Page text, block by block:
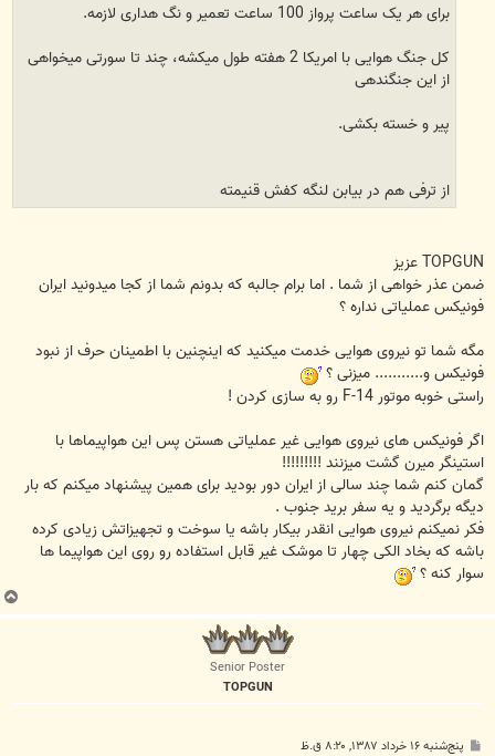
برای هر يک ساعت پرواز 100 ساعت تعمير و نگ هداری لازمه.
کل جنگ هوايی با امريکا 2 هفته طول ميکشه، چند تا سورتی ميخواهی
از اين جنگندهی
پير و خسته بکشی.
از ترفی هم در بيابن لنگه کفش قنيمته
TOPGUN عزیز
ضمن عذر خواهی از شما . اما برام جالبه که بدونم شما از کجا میدونید ایران
فونیکس عملیاتی نداره ؟
مگه شما تو نیروی هوایی خدمت میکنید که اینچنین با اطمینان حرف از نبود
فونیکس و........... میزنی ؟
راستی خوبه موتور F-14 رو به سازی کردن !
اگر فونیکس های نیروی هوایی غیر عملیاتی هستن پس این هواپیماها با
استینگر میرن گشت میزنند !!!!!!!!!
گمان کنم شما چند سالی از ایران دور بودید برای همین پیشنهاد میکنم که بار
دیگه برگردید و یه سفر برید جنوب .
فکر نمیکنم نیروی هوایی انقدر بیکار باشه یا سوخت و تجهیزاتش زیادی کرده
باشه که بخاد الکی چهار تا موشک غیر قابل استفاده رو روی این هواپیما ها
سوار کنه ؟
ب
ا
Senior Poster
TOPGUN
پ پنج‌شنبه ۱۶ خرداد ۱۳۸۷, ۸:۲۰ ق.ظ